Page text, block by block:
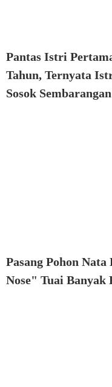
Pantas Istri
Tahun, Ternyata
Sosok Sembarangan
Pasang Pohon
Nose" Tuai